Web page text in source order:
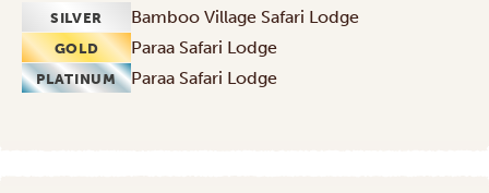
SILVER Bamboo Village Safari Lodge
GOLD Paraa Safari Lodge
PLATINUM Paraa Safari Lodge